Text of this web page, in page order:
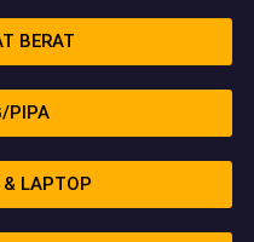
BERAT
PIPA
& LAPTOP